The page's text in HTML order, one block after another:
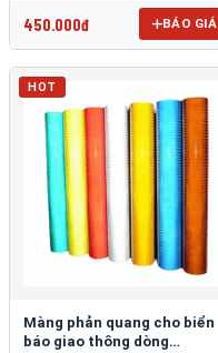
450.000đ BÁO GIÁ
HOT
Màng phản quang cho biển
báo giao thông dòng